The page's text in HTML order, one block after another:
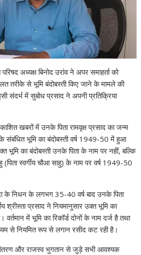
अध्यक्ष बिनोद उरांव ने अपर समाहर्ता को
से भूमि बंदोबस्ती किए जाने के मामले की
संदर्भ में सुबोध प्रसाद ने अपनी प्रतिक्रिया
खबरों में उनके पिता रामवृक्ष प्रसाद का जन्म
संबंधित भूमि का बंदोबस्ती वर्ष 1949-50 में हुआ
भूमि का बंदोबस्ती उनके पिता के नाम पर नहीं, बल्कि
(पिता स्वर्गीय चौआ साहु) के नाम पर वर्ष 1949-50
के निधन के लगभग 35-40 वर्ष बाद उनके पिता
श्रीस्ता प्रसाद ने नियमानुसार उक्त भूमि का
में भूमि का रिकॉर्ड दोनों के नाम दर्ज है तथा
से नियमित रूप से लगान रसीद कट रही है।
और राजस्व भुगतान से जुड़े सभी आवश्यक